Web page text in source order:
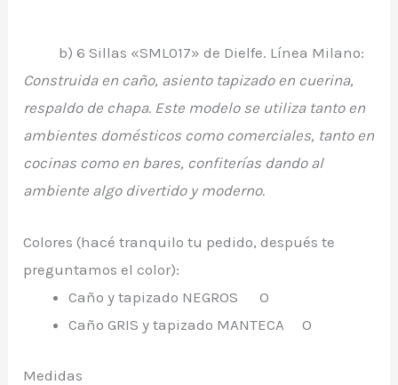
b) 6 Sillas «SML017» de Dielfe. Línea Milano:
Construida en caño, asiento tapizado en cuerina,
respaldo de chapa. Este modelo se utiliza tanto en
ambientes domésticos como comerciales, tanto en
cocinas como en bares, confiterías dando al
ambiente algo divertido y moderno.
Colores (hacé tranquilo tu pedido, después te
preguntamos el color):
Caño y tapizado NEGROS O
Caño GRIS y tapizado MANTECA O
Medidas